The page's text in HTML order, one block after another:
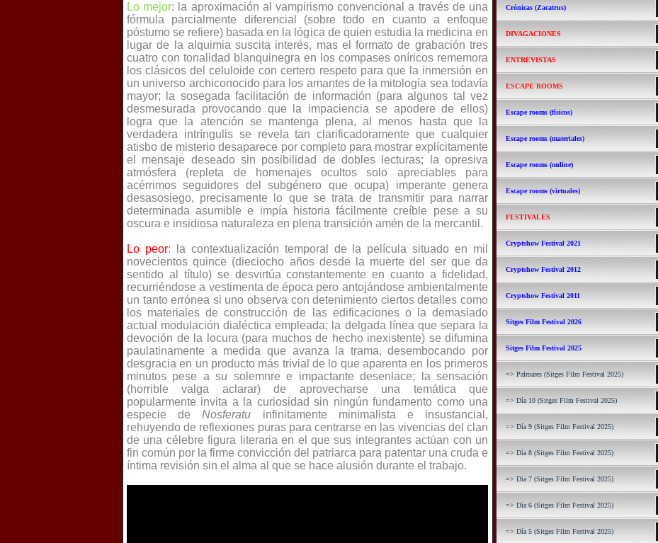
Lo mejor: la aproximación al vampirismo convencional a través de una
fórmula parcialmente diferencial (sobre todo en cuanto a enfoque
póstumo se refiere) basada en la lógica de quien estudia la medicina en
lugar de la alquimia suscita interés, mas el formato de grabación tres
cuatro con tonalidad blanquinegra en los compases oníricos rememora
los clásicos del celuloide con certero respeto para que la inmersión en
un universo archiconocido para los amantes de la mitología sea todavía
mayor; la sosegada facilitación de información (para algunos tal vez
desmesurada provocando que la impaciencia se apodere de ellos)
logra que la atención se mantenga plena, al menos hasta que la
verdadera intríngulis se revela tan clarificadoramente que cualquier
atisbo de misterio desaparece por completo para mostrar explícitamente
el mensaje deseado sin posibilidad de dobles lecturas; la opresiva
atmósfera (repleta de homenajes ocultos solo apreciables para
acérrimos seguidores del subgénero que ocupa) imperante genera
desasosiego, precisamente lo que se trata de transmitir para narrar
determinada asumible e impía historia fácilmente creíble pese a su
oscura e insidiosa naturaleza en plena transición amén de la mercantil.
Lo peor: la contextualización temporal de la película situado en mil
novecientos quince (dieciocho años desde la muerte del ser que da
sentido al título) se desvirtúa constantemente en cuanto a fidelidad,
recurriéndose a vestimenta de época pero antojándose ambientalmente
un tanto errónea si uno observa con detenimiento ciertos detalles como
los materiales de construcción de las edificaciones o la demasiado
actual modulación dialéctica empleada; la delgada línea que separa la
devoción de la locura (para muchos de hecho inexistente) se difumina
paulatinamente a medida que avanza la trama, desembocando por
desgracia en un producto más trivial de lo que aparenta en los primeros
minutos pese a su solemnre e impactante desenlace; la sensación
(horrible valga aclarar) de aprovecharse una temática que
popularmente invita a la curiosidad sin ningún fundamento como una
especie deNosferatu infinitamente minimalista e insustancial,
rehuyendo de reflexiones puras para centrarse en las vivencias del clan
de una célebre figura literaria en el que sus integrantes actúan con un
fin común por la firme convicción del patriarca para patentar una cruda e
íntima revisión sin el alma al que se hace alusión durante el trabajo.
Crónicas (Zacatrus)
DIVAGACIONES
ENTREVISTAS
ESCAPE ROOMS
Escape rooms (físicos)
Escape rooms (materiales)
Escape rooms (online)
Escape rooms (virtuales)
FESTIVALES
Cryptshow Festival 2021
Cryptshow Festival 2012
Cryptshow Festival 2011
Sitges Film Festival 2026
Sitges Film Festival 2025
=> Palmares (Sitges Film Festival 2025)
=> Día 10 (Sitges Film Festival 2025)
=> Día 9 (Sitges Film Festival 2025)
=> Día 8 (Sitges Film Festival 2025)
=> Día 7 (Sitges Film Festival 2025)
=> Día 6 (Sitges Film Festival 2025)
=> Día 5 (Sitges Film Festival 2025)